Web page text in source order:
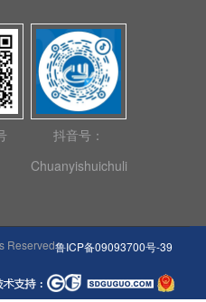
抖音号：
Chuanyishuichuli
Reserved鲁ICP备09093700号-39